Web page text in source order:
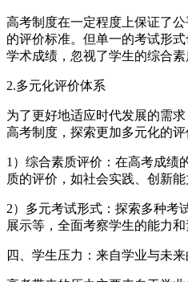
高考制度在一定程度上保证了
的评价标准。但单一的考试形
学术成绩，忽视了学生的综合素
2.多元化评价体系
为了更好地适应时代发展的需
高考制度，探索更加多元化的评
1）综合素质评价：在高考成绩
质的评价，如社会实践、创新能
2）多元考试形式：探索多种考
展示等，全面考察学生的能力和
四、学生压力：来自学业与未